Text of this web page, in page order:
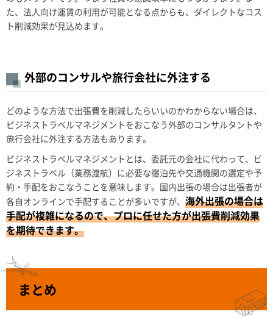
た、法人向け運賃の利用が可能となる点からも、ダイレクトなコス
ト削減効果が見込めます。
外部のコンサルや旅行会社に外注する
どのような方法で出張費を削減したらいいのかわからない場合は、
ビジネストラベルマネジメントをおこなう外部のコンサルタントや
旅行会社に外注する方法もあります。
ビジネストラベルマネジメントとは、委託元の会社に代わって、ビ
ジネストラベル（業務渡航）に必要な宿泊先や交通機関の選定や予
約・手配をおこなうことを意味します。国内出張の場合は出張者が
各自オンラインで手配することが多いですが、 海外出張の場合は
手配が複雑になるので、プロに任せた方が出張費削減効果
を期待できます。
まとめ